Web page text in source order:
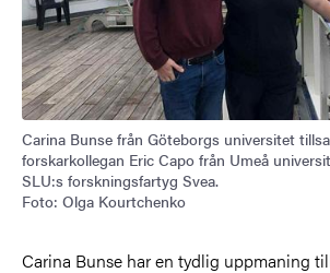
Carina Bunse från Göteborgs universitet
forskarkollegan Eric Capo från Umeå
SLU:s forskningsfartyg Svea.
Foto: Olga Kourtchenko
Carina Bunse har en tydlig uppmaning